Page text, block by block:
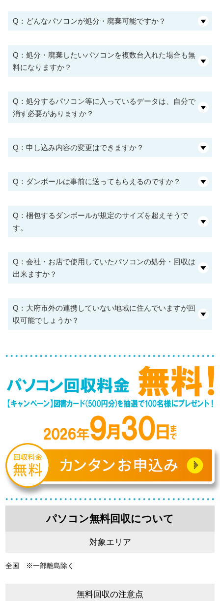
Q：どんなパソコンが処分・廃棄可能ですか？
Q：処分・廃棄したいパソコンを複数台入れた場合も無
料になりますか？
Q：処分するパソコン等に入っているデータは、自分で
消す必要がありますか？
Q：申し込み内容の変更はできますか？
Q：ダンボールは事前に送ってもらえるのですか？
Q：梱包するダンボールが規定のサイズを超えそうで
す。
Q：会社・お店で使用していたパソコンの処分・回収は
出来ますか？
Q：大府市外の連携していない地域に住んでいますが回
収可能でしょうか？
パソコン無料回収について
対象エリア
全国 ※一部離島除く
無料回収の注意点